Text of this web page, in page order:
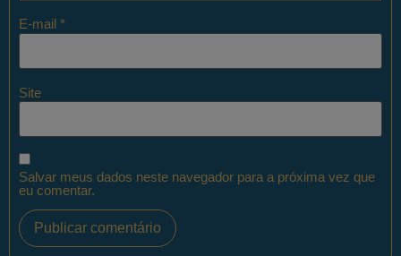
E-mail *
Site
Salvar meus dados neste navegador para a próxima vez que
eu comentar.